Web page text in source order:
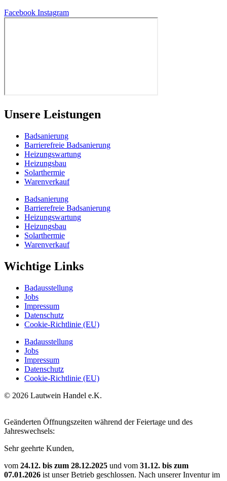
Facebook Instagram
Unsere Leistungen
Badsanierung
Barrierefreie Badsanierung
Heizungswartung
Heizungsbau
Solarthermie
Warenverkauf
Badsanierung
Barrierefreie Badsanierung
Heizungswartung
Heizungsbau
Solarthermie
Warenverkauf
Wichtige Links
Badausstellung
Jobs
Impressum
Datenschutz
Cookie-Richtlinie (EU)
Badausstellung
Jobs
Impressum
Datenschutz
Cookie-Richtlinie (EU)
© 2026 Lautwein Handel e.K.
Geänderten Öffnungszeiten während der Feiertage und des
Jahreswechsels:
Sehr geehrte Kunden,
vom 24.12. bis zum 28.12.2025 und vom 31.12. bis zum
07.01.2026 ist unser Betrieb geschlossen. Nach unserer Inventur im